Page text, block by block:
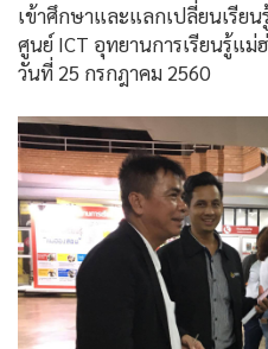
เข้าศึกษาและแลกเปลี่ยนเรีย
ศูนย์ ICT อุทยานการเรียนรู้แม่
วันที่ 25 กรกฎาคม 2560